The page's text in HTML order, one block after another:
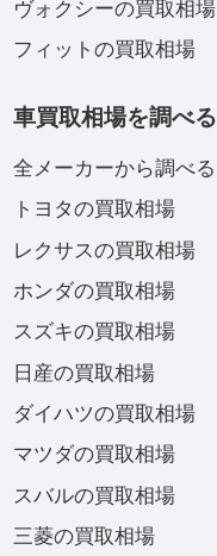
ヴォクシーの買取相場
フィットの買取相場
車買取相場を調べる
全メーカーから調べる
トヨタの買取相場
レクサスの買取相場
ホンダの買取相場
スズキの買取相場
日産の買取相場
ダイハツの買取相場
マツダの買取相場
スバルの買取相場
三菱の買取相場